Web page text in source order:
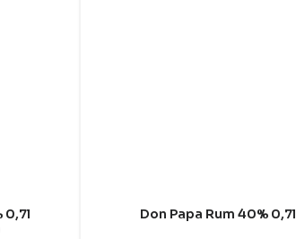
0,7l
Don Papa Rum 40% 0,7l